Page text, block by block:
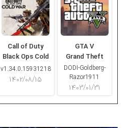
GTA V
Grand Theft
Auto V
DODI-Goldberg-
Razor1911
۱۴۰۳/۰۱/۳۱
Call of Duty
Black Ops Cold
War
v1.34.0.15931218
۱۴۰۲/۰۸/۱۵